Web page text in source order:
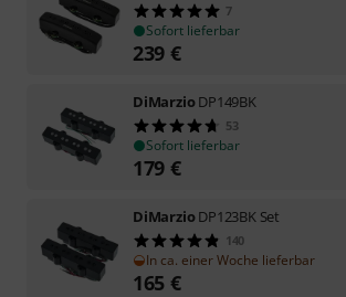
7
Sofort lieferbar
239 €
DiMarzioDP149BK
53
Sofort lieferbar
179 €
DiMarzioDP123BK Set
140
In ca. einer Woche lieferbar
165 €